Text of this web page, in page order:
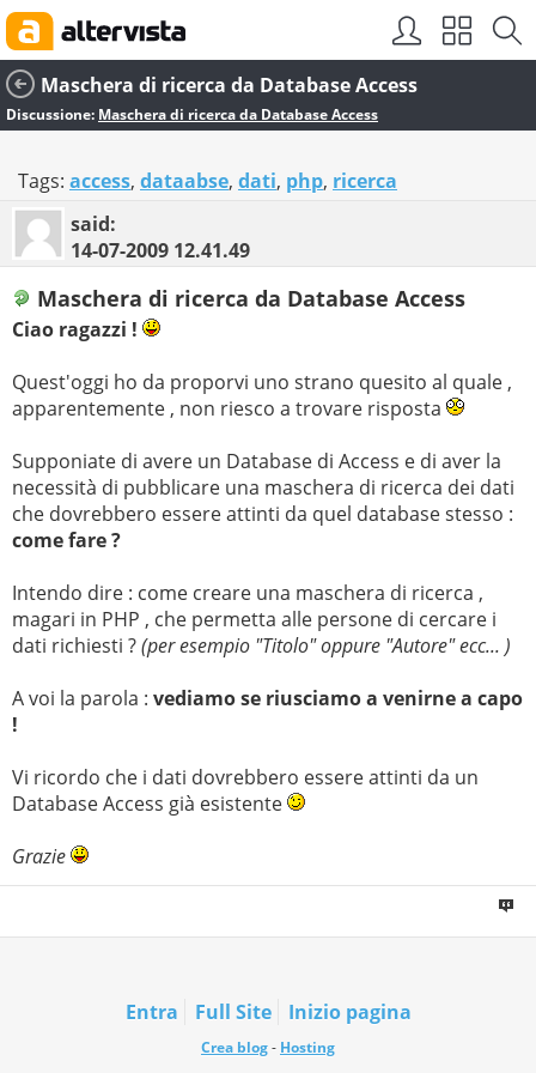
Maschera di ricerca da Database Access
Discussione: Maschera di ricerca da Database Access
Tags: access, dataabse, dati, php, ricerca
said:
14-07-2009 12.41.49
Maschera di ricerca da Database Access
Ciao ragazzi !
Quest'oggi ho da proporvi uno strano quesito al quale ,
apparentemente , non riesco a trovare risposta
Supponiate di avere un Database di Access e di aver la
necessità di pubblicare una maschera di ricerca dei dati
che dovrebbero essere attinti da quel database stesso :
come fare ?
Intendo dire : come creare una maschera di ricerca ,
magari in PHP , che permetta alle persone di cercare i
dati richiesti ?(per esempio "Titolo" oppure "Autore" ecc... )
A voi la parola : vediamo se riusciamo a venirne a capo
!
Vi ricordo che i dati dovrebbero essere attinti da un
Database Access già esistente
Grazie
Entra Full Site Inizio pagina
Crea blog- Hosting